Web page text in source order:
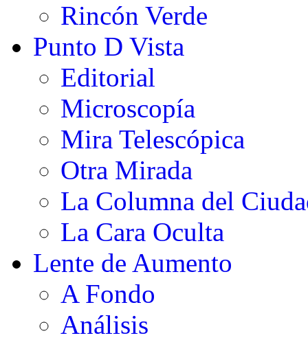
Rincón Verde
Punto D Vista
Editorial
Microscopía
Mira Telescópica
Otra Mirada
La Columna del
La Cara Oculta
Lente de Aumento
A Fondo
Análisis